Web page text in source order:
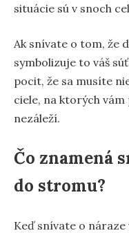
situácie sú v snoch
Ak snívate o tom, že
symbolizuje to váš
pocit, že sa musíte
ciele, na ktorých
nezáleží.
Čo znamená
do stromu?
Keď snívate o